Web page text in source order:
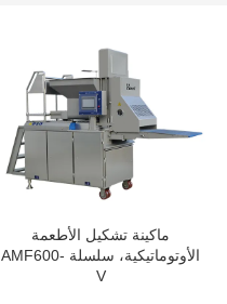
ماكينة تشكيل الأطعمة
الأوتوماتيكية، سلسلة AMF600-
V